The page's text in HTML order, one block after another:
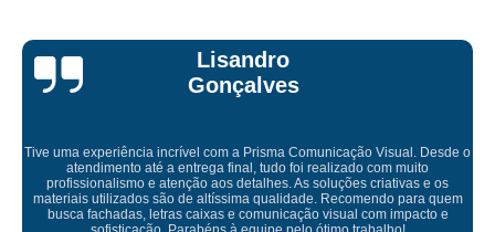
Desde o
e os
para quem
e
Bruna Eduarda
Empresa maravilhosa, entregue antes do prazo e a
ficou perfeita, indico de olhos fechados